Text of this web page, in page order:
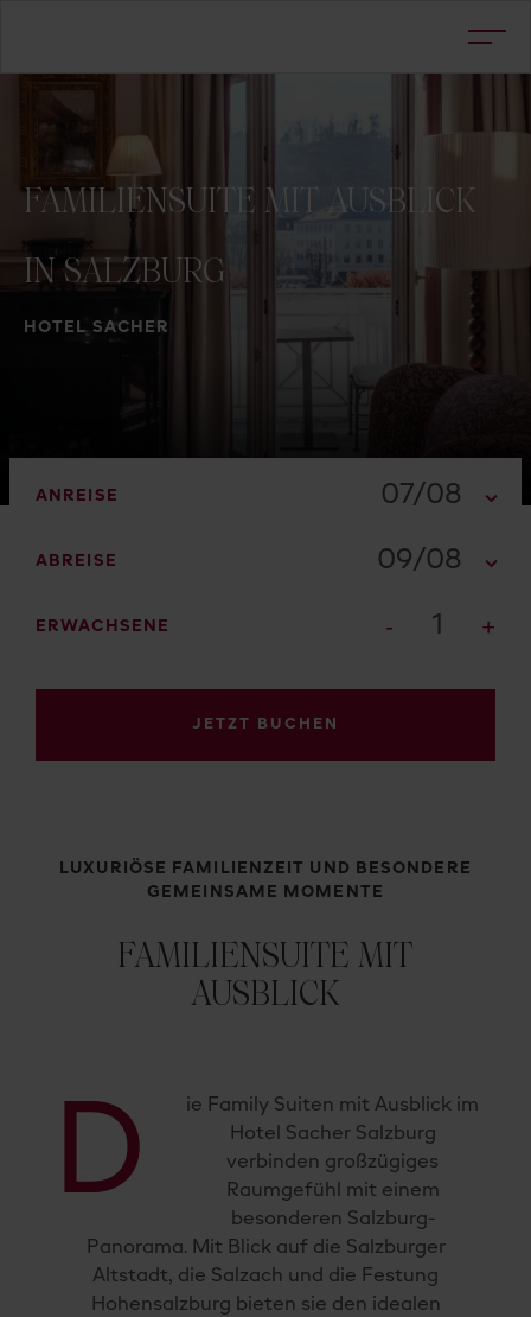
HOTEL SACHER
FAMILIENSUITE MIT AUSBLICK
IN SALZBURG
ANREISE 07/08
ABREISE 09/08
ERWACHSENE 1
JETZT BUCHEN
LUXURIÖSE FAMILIENZEIT UND BESONDERE
GEMEINSAME MOMENTE
FAMILIENSUITE MIT
AUSBLICK
D
ie Family Suiten mit Ausblick im
Hotel Sacher Salzburg
verbinden großzügiges
Raumgefühl mit einem
besonderen Salzburg-
Panorama. Mit Blick auf die Salzburger
Altstadt, die Salzach und die Festung
Hohensalzburg bieten sie den idealen